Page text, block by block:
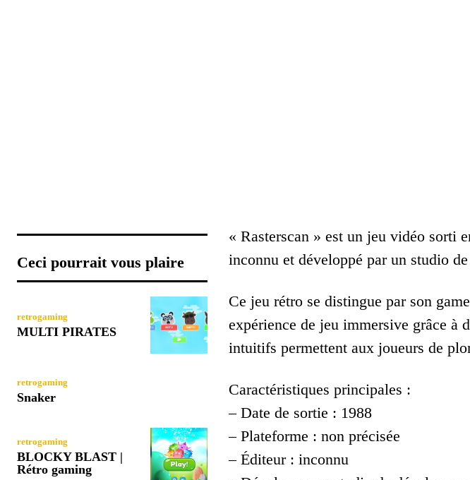
Ceci pourrait vous plaire
retrogaming
MULTI PIRATES
retrogaming
Snaker
retrogaming
BLOCKY BLAST |
Rétro gaming
« Rasterscan » est un jeu vidéo sorti
inconnu et développé par un studio
Ce jeu rétro se distingue par son
expérience de jeu immersive grâce à
intuitifs permettent aux joueurs de
Caractéristiques principales :
– Date de sortie : 1988
– Plateforme : non précisée
– Éditeur : inconnu